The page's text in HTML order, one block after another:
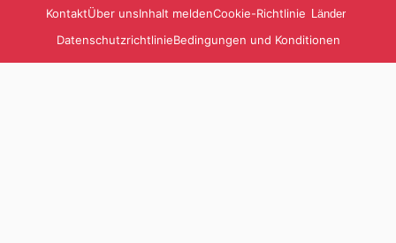
KontaktÜber unsInhalt meldenCookie-Richtlinie Länder
DatenschutzrichtlinieBedingungen und Konditionen